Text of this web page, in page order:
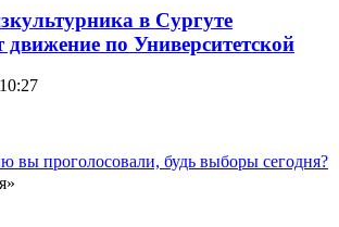
в Сургуте
движение по Университетской
вы проголосовали, будь выборы сегодня?